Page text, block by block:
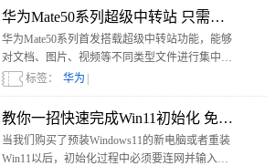
华为Mate50系列超级中转站 只需一步效率
华为Mate50系列首发搭载超级中转站功能，能够
对文档、图片、视频等不同类型文件进行集中放
置和批量分发。可以说，它将我们在桌面上整理
文件的步骤移植到了手机上，极大程度提升了移
动办公的便利性。
标签： 华为
教你一招快速完成Win11初始化 免连网免
当我们购买了预装Windows11的新电脑或者重装
Win11以后，初始化过程中必须要连网并输入微